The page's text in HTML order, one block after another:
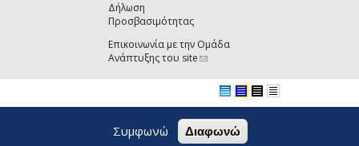
Δήλωση
Προσβασιμότητας
Επικοινωνία με την Ομάδα
Ανάπτυξης του site(link sends e-mail)
Συμφωνώ Διαφωνώ